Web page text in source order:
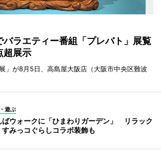
バラエティー番組「プレバト」展覧
展示
」が8月5日、高島屋大阪店（大阪市中央区難波
遊ぶ
ばウォークに「ひまわりガーデン」 リラック
すみっコぐらしコラボ装飾も